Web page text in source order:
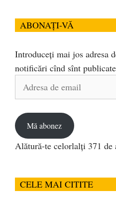
ABONAȚI-VĂ
Introduceți mai jos adresa
notificări cînd sînt
Adresa
Mă abonez
Alătură-te celorlalți 371 de
CELE MAI CITITE